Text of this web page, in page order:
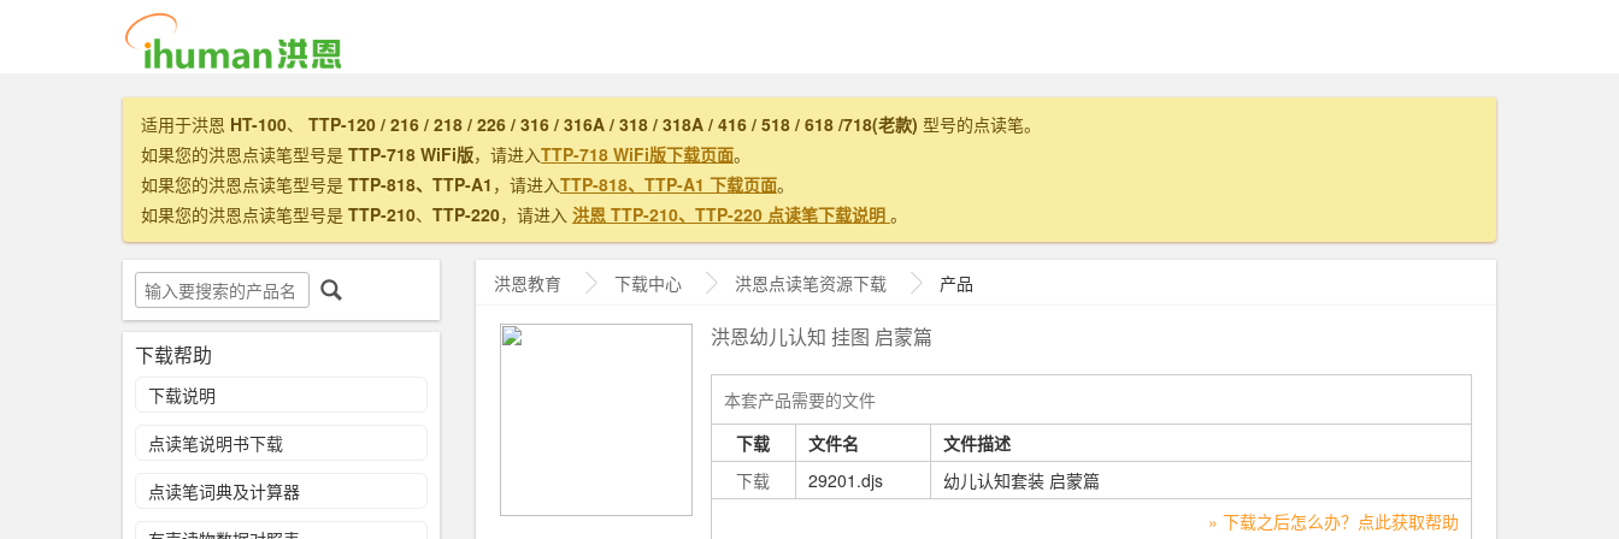
适用于洪恩 HT-100、 TTP-120 / 216 / 218 / 226 / 316 / 316A / 318 / 318A / 416 / 518 / 618 /718(老款) 型号的点读笔。
如果您的洪恩点读笔型号是 TTP-718 WiFi版，请进入TTP-718 WiFi版下载页面。
如果您的洪恩点读笔型号是 TTP-818、TTP-A1 ，请进入TTP-818、TTP-A1 下载页面。
如果您的洪恩点读笔型号是 TTP-210、 TTP-220，请进入 洪恩 TTP-210、TTP-220 点读笔下载说明 。
洪恩教育 下载中心 洪恩点读笔资源下载 产品
洪恩幼儿认知 挂图 启蒙篇
本套产品需要的文件
下载
文件名
文件描述
下载
29201.djs
幼儿认知套装 启蒙篇
» 下载之后怎么办？点此获取帮助
下载帮助
下载说明
点读笔说明书下载
点读笔词典及计算器